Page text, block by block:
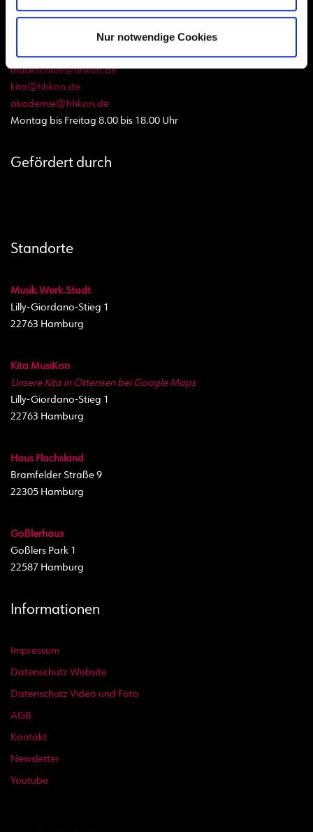
Nur notwendige Cookies
a
t
i
o
n
Hamburger Konservatorium
Telefon:040 870 877 - 0
musikschule@hhkon.de
kita@hhkon.de
akademie@hhkon.de
Montag bis Freitag 8.00 bis 18.00 Uhr
Gefördert durch
Standorte
Musik.Werk.Stadt
Lilly-Giordano-Stieg 1
22763 Hamburg
Kita MusiKon
Unsere Kita in Ottensen bei Google Maps
Lilly-Giordano-Stieg 1
22763 Hamburg
Haus Flachsland
Bramfelder Straße 9
22305 Hamburg
Goßlerhaus
Goßlers Park 1
22587 Hamburg
Informationen
Impressum
Datenschutz Website
Datenschutz Video und Foto
AGB
Kontakt
Newsletter
Youtube